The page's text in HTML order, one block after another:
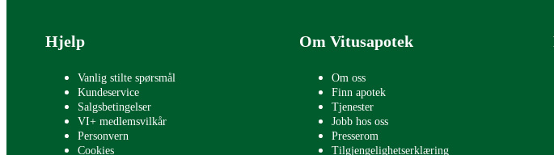
Bunntekst
Hjelp
Vanlig stilte spørsmål
Kundeservice
Salgsbetingelser
VI+ medlemsvilkår
Personvern
Cookies
Om Vitusapotek
Om oss
Finn apotek
Tjenester
Jobb hos oss
Presserom
Tilgjengelighetserklæring